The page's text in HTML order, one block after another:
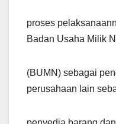
proses
Badan Usaha Milik
(BUMN) sebagai
perusahaan lain